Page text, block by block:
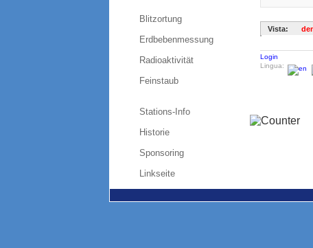
Vista:
Login
Lingua:
Blitzortung
Erdbebenmessung
Radioaktivität
Feinstaub
Stations-Info
Historie
Sponsoring
Linkseite